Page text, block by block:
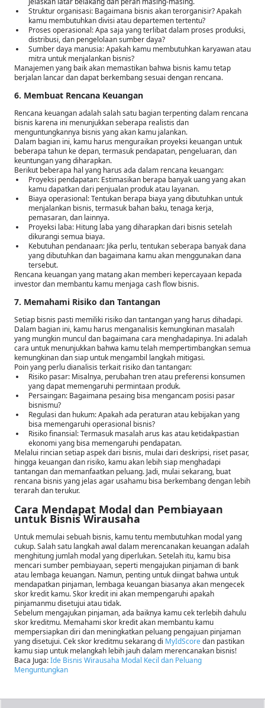
Struktur organisasi: Bagaimana bisnis akan terorganisir? Apakah
kamu membutuhkan divisi atau departemen tertentu?
Proses operasional: Apa saja yang terlibat dalam proses produksi,
distribusi, dan pengelolaan sumber daya?
Sumber daya manusia: Apakah kamu membutuhkan karyawan atau
mitra untuk menjalankan bisnis?
Manajemen yang baik akan memastikan bahwa bisnis kamu tetap
berjalan lancar dan dapat berkembang sesuai dengan rencana.
6. Membuat Rencana Keuangan
Rencana keuangan adalah salah satu bagian terpenting dalam rencana
bisnis karena ini menunjukkan seberapa realistis dan
menguntungkannya bisnis yang akan kamu jalankan.
Dalam bagian ini, kamu harus menguraikan proyeksi keuangan untuk
beberapa tahun ke depan, termasuk pendapatan, pengeluaran, dan
keuntungan yang diharapkan.
Berikut beberapa hal yang harus ada dalam rencana keuangan:
Proyeksi pendapatan: Estimasikan berapa banyak uang yang akan
kamu dapatkan dari penjualan produk atau layanan.
Biaya operasional: Tentukan berapa biaya yang dibutuhkan untuk
menjalankan bisnis, termasuk bahan baku, tenaga kerja,
pemasaran, dan lainnya.
Proyeksi laba: Hitung laba yang diharapkan dari bisnis setelah
dikurangi semua biaya.
Kebutuhan pendanaan: Jika perlu, tentukan seberapa banyak dana
yang dibutuhkan dan bagaimana kamu akan menggunakan dana
tersebut.
Rencana keuangan yang matang akan memberi kepercayaan kepada
investor dan membantu kamu menjaga cash flow bisnis.
7. Memahami Risiko dan Tantangan
Setiap bisnis pasti memiliki risiko dan tantangan yang harus dihadapi.
Dalam bagian ini, kamu harus menganalisis kemungkinan masalah
yang mungkin muncul dan bagaimana cara menghadapinya. Ini adalah
cara untuk menunjukkan bahwa kamu telah mempertimbangkan semua
kemungkinan dan siap untuk mengambil langkah mitigasi.
Poin yang perlu dianalisis terkait risiko dan tantangan:
Risiko pasar: Misalnya, perubahan tren atau preferensi konsumen
yang dapat memengaruhi permintaan produk.
Persaingan: Bagaimana pesaing bisa mengancam posisi pasar
bisnismu?
Regulasi dan hukum: Apakah ada peraturan atau kebijakan yang
bisa memengaruhi operasional bisnis?
Risiko finansial: Termasuk masalah arus kas atau ketidakpastian
ekonomi yang bisa memengaruhi pendapatan.
Melalui rincian setiap aspek dari bisnis, mulai dari deskripsi, riset pasar,
hingga keuangan dan risiko, kamu akan lebih siap menghadapi
tantangan dan memanfaatkan peluang. Jadi, mulai sekarang, buat
rencana bisnis yang jelas agar usahamu bisa berkembang dengan lebih
terarah dan terukur.
Cara Mendapat Modal dan Pembiayaan
untuk Bisnis Wirausaha
Untuk memulai sebuah bisnis, kamu tentu membutuhkan modal yang
cukup. Salah satu langkah awal dalam merencanakan keuangan adalah
menghitung jumlah modal yang diperlukan. Setelah itu, kamu bisa
mencari sumber pembiayaan, seperti mengajukan pinjaman di bank
atau lembaga keuangan. Namun, penting untuk diingat bahwa untuk
mendapatkan pinjaman, lembaga keuangan biasanya akan mengecek
skor kredit kamu. Skor kredit ini akan mempengaruhi apakah
pinjamanmu disetujui atau tidak.
Sebelum mengajukan pinjaman, ada baiknya kamu cek terlebih dahulu
skor kreditmu. Memahami skor kredit akan membantu kamu
mempersiapkan diri dan meningkatkan peluang pengajuan pinjaman
yang disetujui. Cek skor kreditmu sekarang di MyIdScoredan pastikan
kamu siap untuk melangkah lebih jauh dalam merencanakan bisnis!
Baca Juga:Ide Bisnis Wirausaha Modal Kecil dan Peluang
Menguntungkan